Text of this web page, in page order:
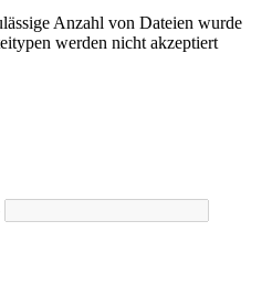
Anzahl von Dateien wurde
werden nicht akzeptiert